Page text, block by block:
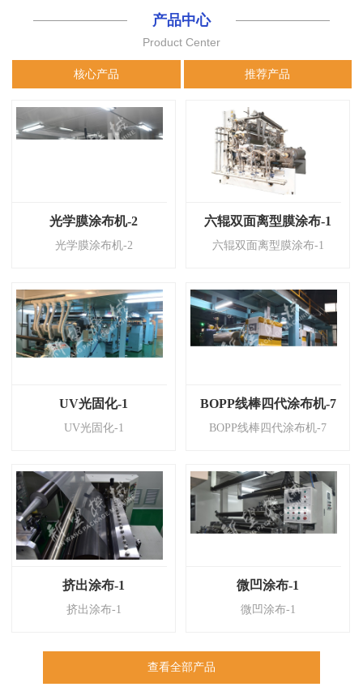
产品中心
Product Center
核心产品 推荐产品
光学膜涂布机-2
光学膜涂布机-2
六辊双面离型膜涂布-1
六辊双面离型膜涂布-1
UV光固化-1
UV光固化-1
BOPP线棒四代涂布机-7
BOPP线棒四代涂布机-7
挤出涂布-1
挤出涂布-1
微凹涂布-1
微凹涂布-1
查看全部产品